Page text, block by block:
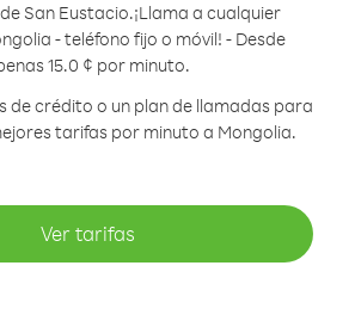
San Eustacio.¡Llama a cualquier
- teléfono fijo o móvil! - Desde
15.0 ¢ por minuto.
de crédito o un plan de llamadas para
tarifas por minuto a Mongolia.
Ver tarifas